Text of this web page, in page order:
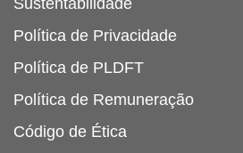
Sustentabilidade
Política de Privacidade
Política de PLDFT
Política de Remuneração
Código de Ética